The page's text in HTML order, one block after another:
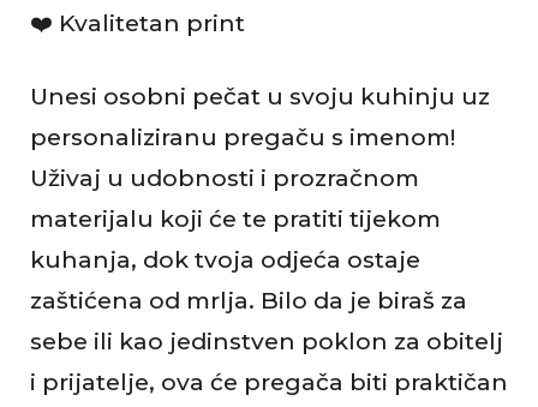
n
j
e
❤️ Kvalitetan print
Unesi osobni pečat u svoju kuhinju uz
personaliziranu pregaču s imenom!
Uživaj u udobnosti i prozračnom
materijalu koji će te pratiti tijekom
kuhanja, dok tvoja odjeća ostaje
zaštićena od mrlja. Bilo da je biraš za
sebe ili kao jedinstven poklon za obitelj
i prijatelje, ova će pregača biti praktičan